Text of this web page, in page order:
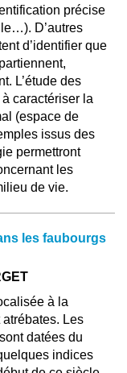
précise
D’autres
d’identifier que
L’étude des
caractériser la
(espace de
issus des
permettront
les
de vie.
les faubourgs
à la
Les
datées du
indices